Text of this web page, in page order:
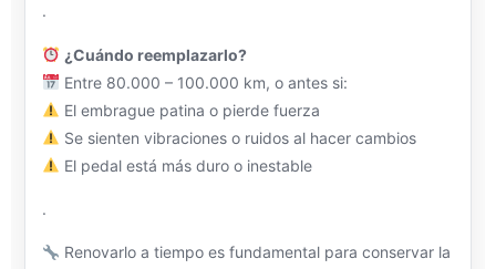
.
¿Cuándo reemplazarlo?
Entre 80.000 – 100.000 km, o antes si:
El embrague patina o pierde fuerza
Se sienten vibraciones o ruidos al hacer cambios
El pedal está más duro o inestable
.
Renovarlo a tiempo es fundamental para conservar la